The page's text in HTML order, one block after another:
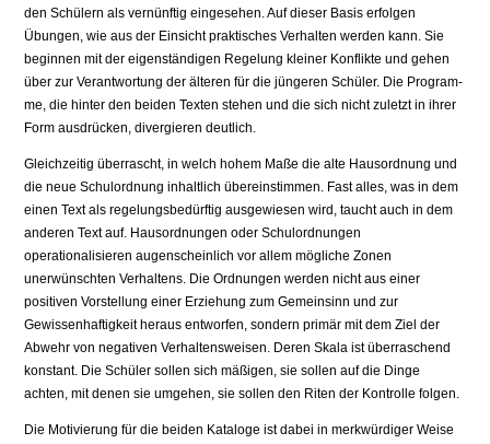
den Schülern als vernünftig eingesehen. Auf dieser Basis erfolgen
Übungen, wie aus der Einsicht praktisches Ver­halten werden kann. Sie
beginnen mit der eigenständigen Regelung kleiner Konflikte und gehen
über zur Verantwortung der älteren für die jüngeren Schüler. Die Program­
me, die hinter den beiden Texten stehen und die sich nicht zuletzt in ihrer
Form aus­drücken, divergieren deutlich.
Gleichzeitig überrascht, in welch hohem Maße die alte Hausordnung und
die neue Schulordnung inhaltlich übereinstimmen. Fast alles, was in dem
einen Text als rege­lungsbedürftig ausgewiesen wird, taucht auch in dem
anderen Text auf. Hausordnun­gen oder Schulordnungen
operationalisieren augenscheinlich vor allem mögliche Zonen
unerwünschten Verhaltens. Die Ordnungen werden nicht aus einer
positiven Vorstellung einer Erziehung zum Gemeinsinn und zur
Gewissenhaftigkeit heraus entworfen, sondern primär mit dem Ziel der
Abwehr von negativen Verhaltensweisen. Deren Skala ist überraschend
konstant. Die Schüler sollen sich mäßigen, sie sollen auf die Dinge
achten, mit denen sie umgehen, sie sollen den Riten der Kontrolle fol­gen.
Die Motivierung für die beiden Kataloge ist dabei in merkwürdiger Weise